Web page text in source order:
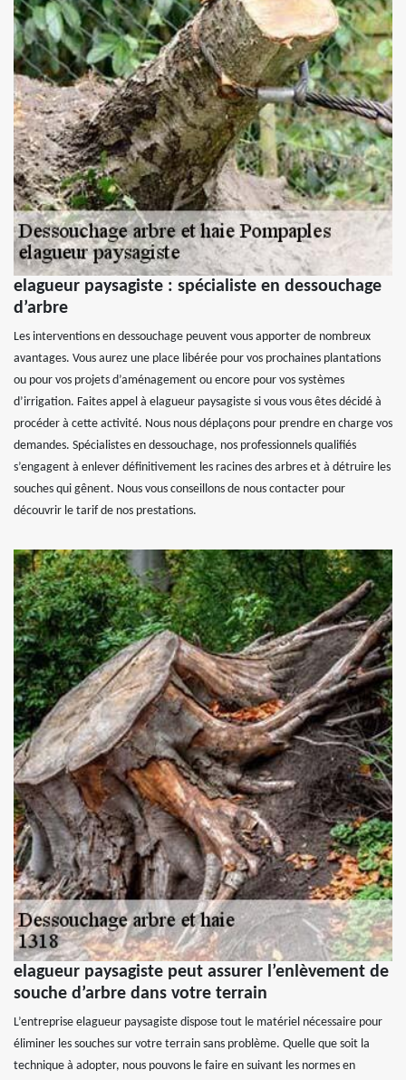
elagueur paysagiste : spécialiste en dessouchage
d’arbre
Les interventions en dessouchage peuvent vous apporter de nombreux
avantages. Vous aurez une place libérée pour vos prochaines plantations
ou pour vos projets d’aménagement ou encore pour vos systèmes
d’irrigation. Faites appel à elagueur paysagiste si vous vous êtes décidé à
procéder à cette activité. Nous nous déplaçons pour prendre en charge vos
demandes. Spécialistes en dessouchage, nos professionnels qualifiés
s’engagent à enlever définitivement les racines des arbres et à détruire les
souches qui gênent. Nous vous conseillons de nous contacter pour
découvrir le tarif de nos prestations.
elagueur paysagiste peut assurer l’enlèvement de
souche d’arbre dans votre terrain
L’entreprise elagueur paysagiste dispose tout le matériel nécessaire pour
éliminer les souches sur votre terrain sans problème. Quelle que soit la
technique à adopter, nous pouvons le faire en suivant les normes en